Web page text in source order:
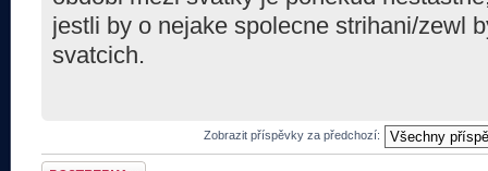
jestli by o nejake spolecne strihani/zewl
svatcich.
Zobrazit příspěvky za předchozí:
Odeslat odpověď